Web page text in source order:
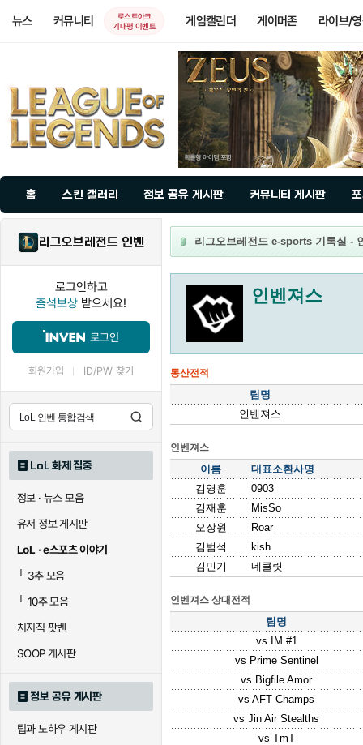
뉴스 커뮤니티
로스트아크
기대평 이벤트
게임캘린더 게이머존 라이브/
홈 스킨 갤러리 정보 공유 게시판 커뮤니티 게시판
리그오브레전드 인벤
로그인하고
출석보상 받으세요!
로그인
회원가입 ID/PW 찾기
LoL 화제 집중
정보 · 뉴스 모음
유저 정보 게시판
LoL · e스포츠 이야기
└3추 모음
└10추 모음
치지직 팟벤
SOOP 게시판
정보 공유 게시판
팁과 노하우 게시판
리그오브레전드 e-sports 기록실 -
인벤져스
통산전적
팀명
인벤져스
인벤져스
이름
대표소환사명
김영훈
0903
김재훈
MisSo
오장원
Roar
김범석
kish
김민기
네클릿
인벤져스 상대전적
팀명
vs
IM #1
vs Prime Sentinel
vs Bigfile Amor
vs AFT Champs
vs Jin Air Stealths
vs TmT